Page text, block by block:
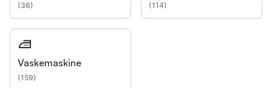
(36) (114)
Vaskemaskine
(159)